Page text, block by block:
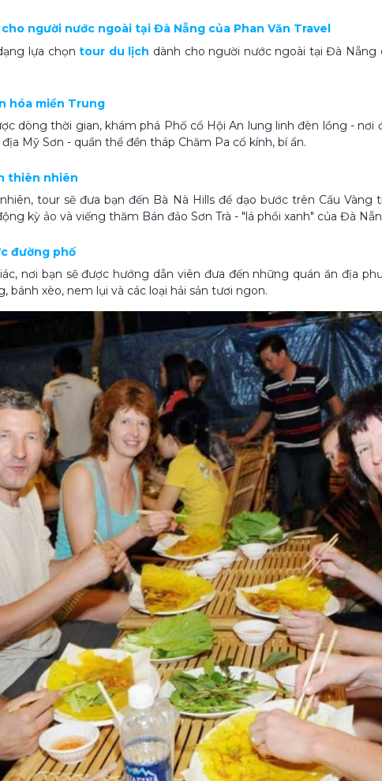
người nước ngoài tại Đà Nẵng của Phan Văn Travel
lựa chọntour du lịch dành cho người nước ngoài tại Đà Nẵng
hóa miền Trung
dòng thời gian, khám phá Phố cổ Hội An lung linh đèn lồng - nơi
Mỹ Sơn - quần thể đền tháp Chăm Pa cổ kính, bí ẩn.
thiên nhiên
tour sẽ đưa bạn đến Bà Nà Hills để dạo bước trên Cầu Vàng
kỳ ảo và viếng thăm Bán đảo Sơn Trà - "lá phổi xanh" của Đà
đường phố
nơi bạn sẽ được hướng dẫn viên đưa đến những quán ăn địa
bánh xèo, nem lụi và các loại hải sản tươi ngon.